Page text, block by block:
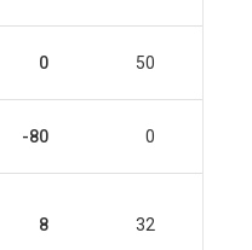
0 50
-80 0
8 32